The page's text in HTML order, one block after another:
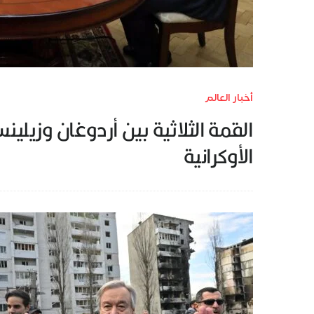
أخبار العالم
القمة الثلاثية بين أردوغان
الأوكرانية